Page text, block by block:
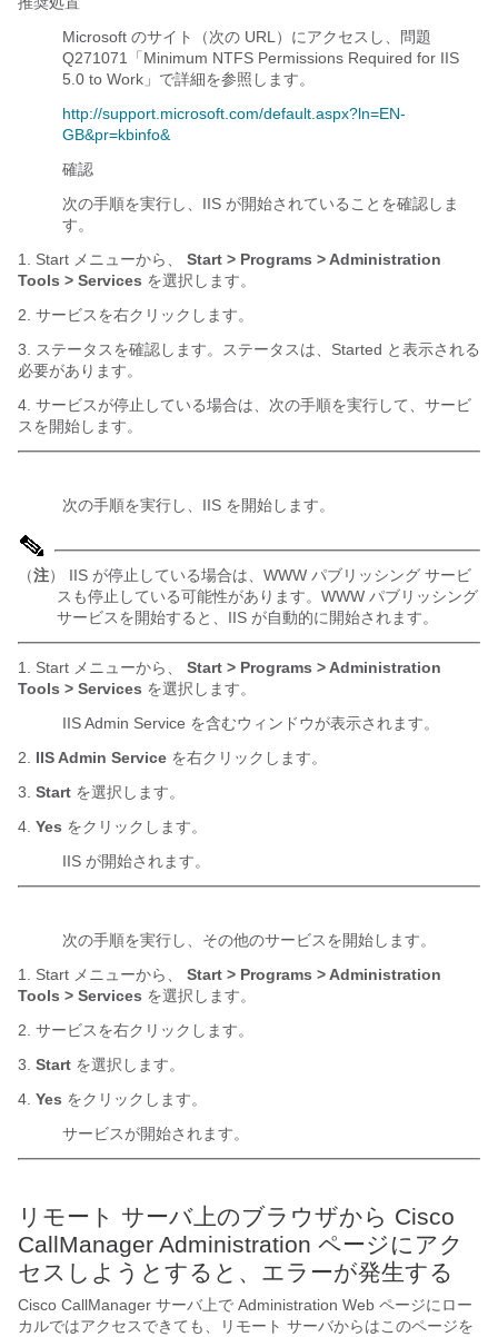
Microsoft のサイト（次の URL）にアクセスし、問題
Q271071「Minimum NTFS Permissions Required for IIS
5.0 to Work」で詳細を参照します。
http://support.microsoft.com/default.aspx?ln=EN-
GB&pr=kbinfo&
確認
次の手順を実行し、IIS が開始されていることを確認しま
す。
1. Start メニューから、
Start > Programs > Administration
Tools > Services を選択します。
2. サービスを右クリックします。
3. ステータスを確認します。ステータスは、Started と表示される
必要があります。
4. サービスが停止している場合は、次の手順を実行して、サービ
スを開始します。
次の手順を実行し、IIS を開始します。
（注） IIS が停止している場合は、WWW パブリッシング サービ
スも停止している可能性があります。WWW パブリッシング
サービスを開始すると、IIS が自動的に開始されます。
1. Start メニューから、
Start > Programs > Administration
Tools > Services を選択します。
IIS Admin Service を含むウィンドウが表示されます。
2. IIS Admin Service を右クリックします。
3. Start を選択します。
4. Yes をクリックします。
IIS が開始されます。
次の手順を実行し、その他のサービスを開始します。
1. Start メニューから、
Start > Programs > Administration
Tools > Services を選択します。
2. サービスを右クリックします。
3. Start を選択します。
4. Yes をクリックします。
サービスが開始されます。
リモート サーバ上のブラウザから Cisco
CallManager Administration ページにアク
セスしようとすると、エラーが発生する
Cisco CallManager サーバ上で Administration Web ページにロー
カルではアクセスできても、リモート サーバからはこのページを